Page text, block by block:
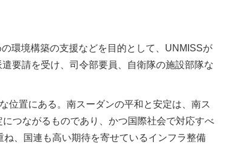
環境構築の支援などを目的として、UNMISSが
要請を受け、司令部要員、自衛隊の施設部隊な
位置にある。南スーダンの平和と安定は、南ス
つながるものであり、かつ国際社会で対応すべ
、国連も高い期待を寄せているインフラ整備